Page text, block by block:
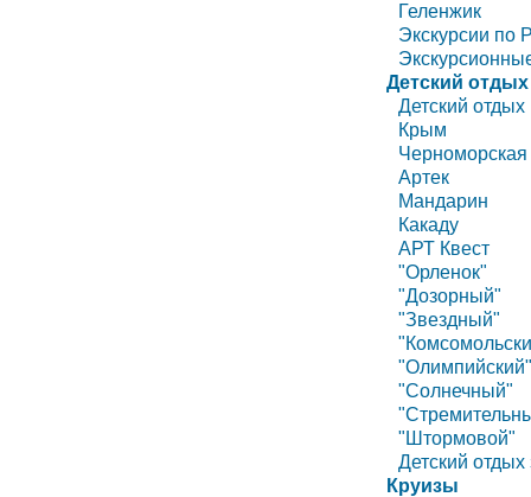
Геленжик
Экскурсии по
Детский отдых
Детский
Крым
Черноморская
Артек
Мандарин
Какаду
АРТ Квест
"Орленок"
"Дозорный"
"Звездный"
"Олимпийский"
"Солнечный"
"Штормовой"
Детский
Круизы